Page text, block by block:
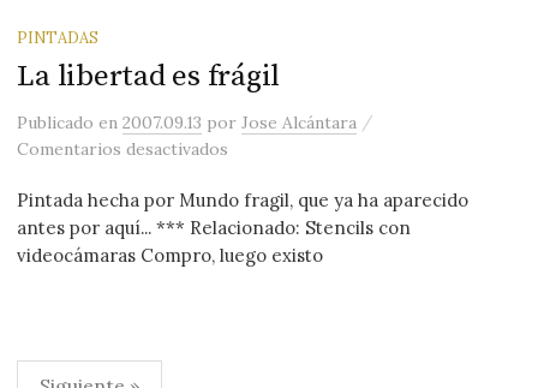
PINTADAS
La libertad es frágil
Publicadoen2007.09.13 porJose Alcántara /
Comentarios desactivados
Pintada hecha por Mundo fragil, que ya ha aparecido
antes por aquí... *** Relacionado: Stencils con
videocámaras Compro, luego existo
Paginación